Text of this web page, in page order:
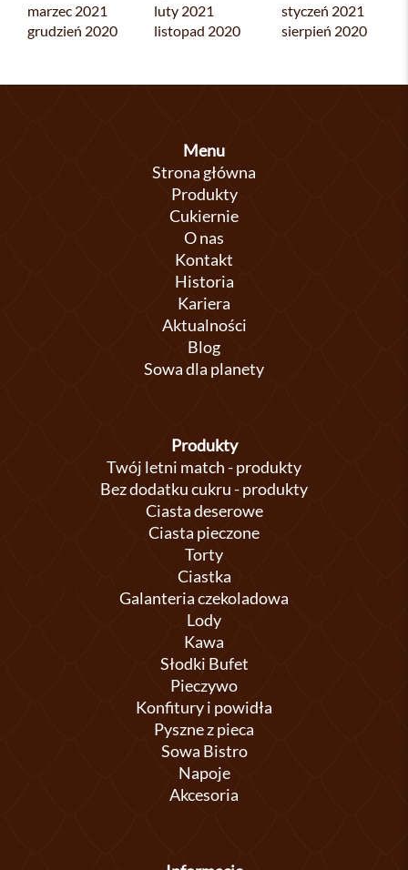
marzec 2021
luty 2021
styczeń 2021
grudzień 2020
listopad 2020 sierpień 2020
Menu
Strona główna
Produkty
Cukiernie
O nas
Kontakt
Historia
Kariera
Aktualności
Blog
Sowa dla planety
Produkty
Twój letni match - produkty
Bez dodatku cukru - produkty
Ciasta deserowe
Ciasta pieczone
Torty
Ciastka
Galanteria czekoladowa
Lody
Kawa
Słodki Bufet
Pieczywo
Konfitury i powidła
Pyszne z pieca
Sowa Bistro
Napoje
Akcesoria